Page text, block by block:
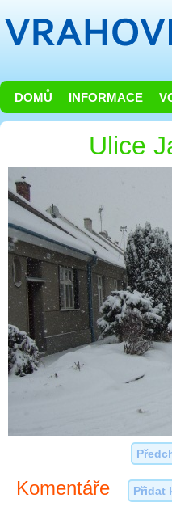
DOMŮ INFORMACE
Ulice
Komentáře Přidat